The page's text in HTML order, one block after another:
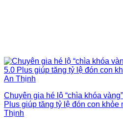
Chuyên gia hé lộ “chìa khóa
Plus giúp tăng tỷ lệ đón con khỏe
Thịnh